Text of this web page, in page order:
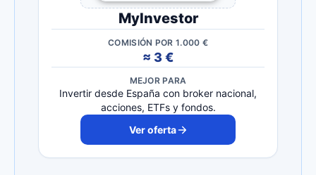
MyInvestor
COMISIÓN POR 1.000 €
≈ 3 €
MEJOR PARA
Invertir desde España con broker nacional,
acciones, ETFs y fondos.
Ver oferta